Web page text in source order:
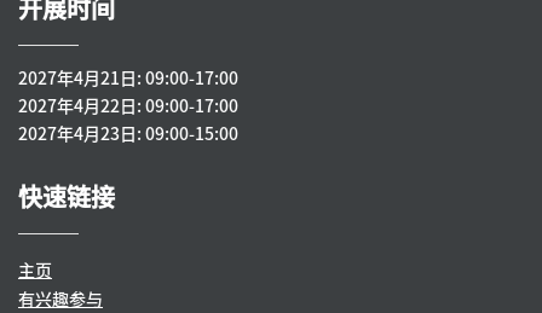
开展时间
2027年4月21日: 09:00-17:00
2027年4月22日: 09:00-17:00
2027年4月23日: 09:00-15:00
快速链接
主页
有兴趣参与